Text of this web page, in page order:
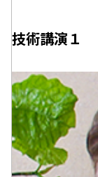
技術講演１